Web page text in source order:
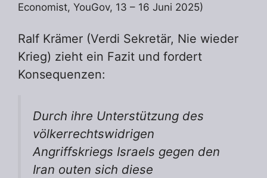
Economist, YouGov, 13 – 16 Juni 2025)
Ralf Krämer (Verdi Sekretär, Nie wieder
Krieg) zieht ein Fazit und fordert
Konsequenzen:
Durch ihre Unterstützung des
völkerrechtswidrigen
Angriffskriegs Israels gegen den
Iran outen sich diese